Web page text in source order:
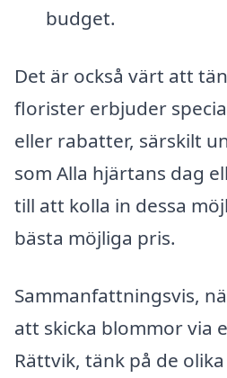
budget.
Det är också värt att
florister erbjuder
eller rabatter, särskilt
som Alla hjärtans dag
till att kolla in dessa
bästa möjliga pris.
Sammanfattningsvis,
att skicka blommor via
Rättvik, tänk på de